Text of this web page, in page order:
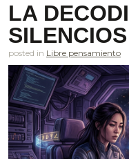
LA
posted in Libre pensamiento